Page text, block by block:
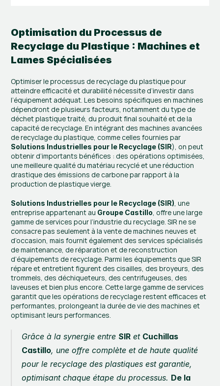
Optimisation du Processus de
Recyclage du Plastique : Machines et
Lames Spécialisées
Optimiser le processus de recyclage du plastique pour
atteindre efficacité et durabilité nécessite d’investir dans
l’équipement adéquat. Les besoins spécifiques en machines
dépendront de plusieurs facteurs, notamment du type de
déchet plastique traité, du produit final souhaité et de la
capacité de recyclage. En intégrant des machines avancées
Solutions Industrielles pour le Recyclage (SIR), on peut
obtenir d’importants bénéfices : des opérations optimisées,
une meilleure qualité du matériau recyclé et une réduction
drastique des émissions de carbone par rapport à la
production de plastique vierge.
Solutions Industrielles pour le Recyclage (SIR), une
entreprise appartenant au Groupe Castillo, offre une large
gamme de services pour l’industrie du recyclage. SIR ne se
consacre pas seulement à la vente de machines neuves et
d’occasion, mais fournit également des services spécialisés
de maintenance, de réparation et de reconstruction
d’équipements de recyclage. Parmi les équipements que SIR
répare et entretient figurent des cisailles, des broyeurs, des
trommels, des déchiqueteurs, des centrifugeuses, des
laveuses et bien plus encore. Cette large gamme de services
garantit que les opérations de recyclage restent efficaces et
performantes, prolongeant la durée de vie des machines et
optimisant leurs performances.
Grâce à la synergie entre SIR et Cuchillas
Castillo, une offre complète et de haute qualité
pour le recyclage des plastiques est garantie,
optimisant chaque étape du processus. De la